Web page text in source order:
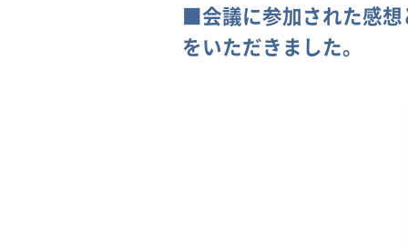
■会議に参加された感想
をいただきました。